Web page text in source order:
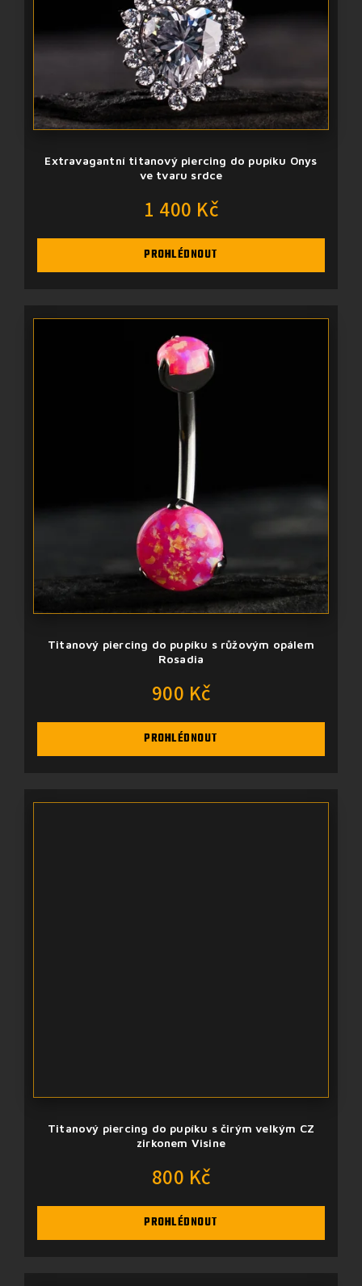
Extravagantní titanový piercing do pupíku Onys
ve tvaru srdce
1 400 Kč
PROHLÉDNOUT
Titanový piercing do pupíku s růžovým opálem
Rosadia
900 Kč
PROHLÉDNOUT
Titanový piercing do pupíku s čirým velkým CZ
zirkonem Visine
800 Kč
PROHLÉDNOUT